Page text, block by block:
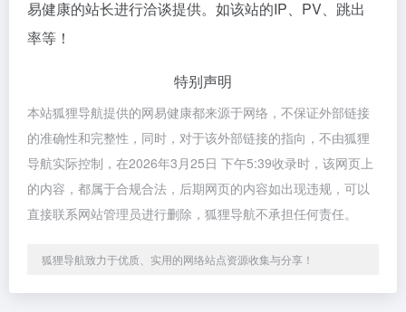
易健康的站长进行洽谈提供。如该站的IP、PV、跳出
率等！
特别声明
本站狐狸导航提供的网易健康都来源于网络，不保证外部链接
的准确性和完整性，同时，对于该外部链接的指向，不由狐狸
导航实际控制，在2026年3月25日 下午5:39收录时，该网页上
的内容，都属于合规合法，后期网页的内容如出现违规，可以
直接联系网站管理员进行删除，狐狸导航不承担任何责任。
狐狸导航致力于优质、实用的网络站点资源收集与分享！